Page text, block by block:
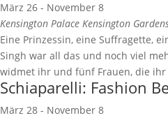
März 26 - November 8
Kensington Palace Kensington
Eine Prinzessin, eine Suffragette,
Singh war all das und noch viel
widmet ihr und fünf Frauen, die
Schiaparelli: Fashion
März 28 - November 8